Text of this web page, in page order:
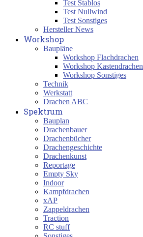
Test Stablos
Test Nullwind
Test Sonstiges
Hersteller News
Workshop
Baupläne
Workshop Flachdrachen
Workshop Kastendrachen
Workshop Sonstiges
Technik
Werkstatt
Drachen ABC
Spektrum
Bauplan
Drachenbauer
Drachenbücher
Drachengeschichte
Drachenkunst
Reportage
Empty Sky
Indoor
Kampfdrachen
xAP
Zappeldrachen
Traction
RC stuff